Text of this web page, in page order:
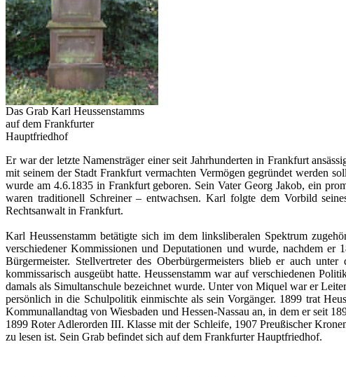
Das Grab Karl Heussenstamms
auf dem Frankfurter
Hauptfriedhof
Er war der letzte Namensträger einer seit Jahrhunderten in Frankfurt
mit seinem der Stadt Frankfurt vermachten Vermögen gegründet werden
wurde am 4.6.1835 in Frankfurt geboren. Sein Vater Georg Jakob, ein
waren traditionell Schreiner – entwachsen. Karl folgte dem Vorbild
Rechtsanwalt in Frankfurt.
Karl Heussenstamm betätigte sich im dem linksliberalen Spektrum
verschiedener Kommissionen und Deputationen und wurde, nachdem er
Bürgermeister. Stellvertreter des Oberbürgermeisters blieb er auch
kommissarisch ausgeübt hatte. Heussenstamm war auf verschiedenen
damals als Simultanschule bezeichnet wurde. Unter von Miquel war er
persönlich in die Schulpolitik einmischte als sein Vorgänger. 1899 trat
Kommunallandtag von Wiesbaden und Hessen-Nassau an, in dem er seit
1899 Roter Adlerorden III. Klasse mit der Schleife, 1907 Preußischer
zu lesen ist. Sein Grab befindet sich auf dem Frankfurter Hauptfriedhof.